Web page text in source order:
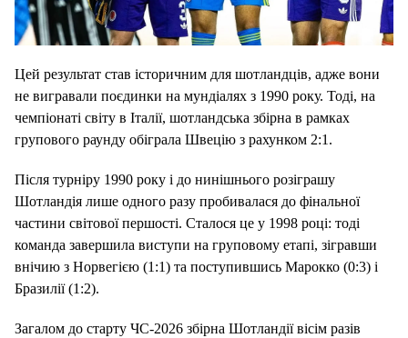
Цей результат став історичним для шотландців, адже вони
не вигравали поєдинки на мундіалях з 1990 року. Тоді, на
чемпіонаті світу в Італії, шотландська збірна в рамках
групового раунду обіграла Швецію з рахунком 2:1.
Після турніру 1990 року і до нинішнього розіграшу
Шотландія лише одного разу пробивалася до фінальної
частини світової першості. Сталося це у 1998 році: тоді
команда завершила виступи на груповому етапі, зігравши
внічию з Норвегією (1:1) та поступившись Марокко (0:3) і
Бразилії (1:2).
Загалом до старту ЧС-2026 збірна Шотландії вісім разів